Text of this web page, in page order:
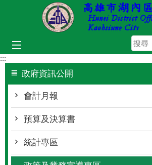
跳到主要內容區塊
:::
政府資訊公開
會計月報
預算及決算書
統計專區